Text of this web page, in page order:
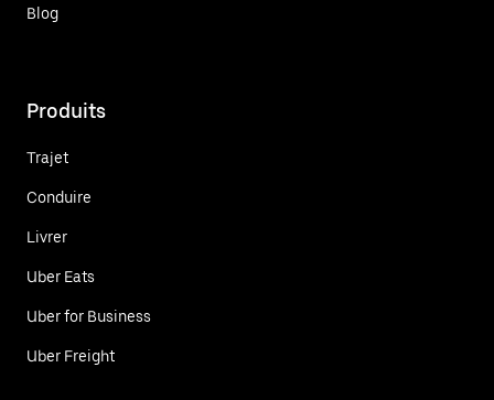
Blog
Produits
Trajet
Conduire
Livrer
Uber Eats
Uber for Business
Uber Freight